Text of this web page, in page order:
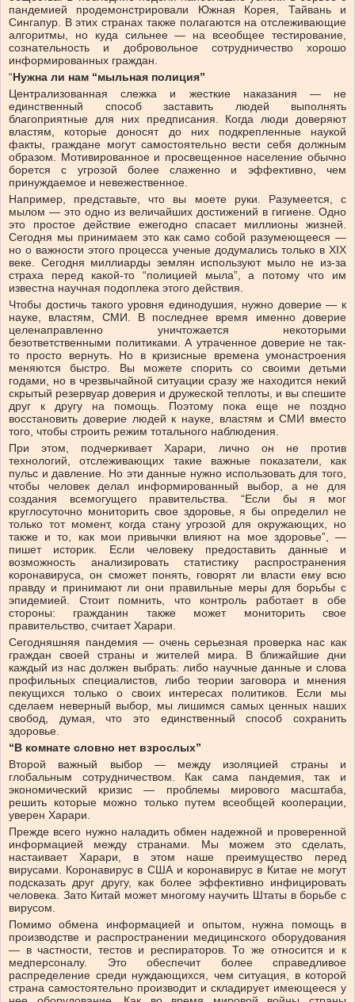
пандемией продемонстрировали Южная Корея, Тайвань и
Сингапур. В этих странах также полагаются на отслеживающие
алгоритмы, но куда сильнее — на всеобщее тестирование,
сознательность и добровольное сотрудничество хорошо
информированных граждан.
“Нужна ли нам “мыльная полиция”
Централизованная слежка и жесткие наказания — не
единственный способ заставить людей выполнять
благоприятные для них предписания. Когда люди доверяют
властям, которые доносят до них подкрепленные наукой
факты, граждане могут самостоятельно вести себя должным
образом. Мотивированное и просвещенное население обычно
борется с угрозой более слаженно и эффективно, чем
принуждаемое и невежественное.
Например, представьте, что вы моете руки. Разумеется, с
мылом — это одно из величайших достижений в гигиене. Одно
это простое действие ежегодно спасает миллионы жизней.
Сегодня мы принимаем это как само собой разумеющееся —
но о важности этого процесса ученые додумались только в XIX
веке. Сегодня миллиарды землян используют мыло не из-за
страха перед какой-то “полицией мыла”, а потому что им
известна научная подоплека этого действия.
Чтобы достичь такого уровня единодушия, нужно доверие — к
науке, властям, СМИ. В последнее время именно доверие
целенаправленно уничтожается некоторыми
безответственными политиками. А утраченное доверие не так-
то просто вернуть. Но в кризисные времена умонастроения
меняются быстро. Вы можете спорить со своими детьми
годами, но в чрезвычайной ситуации сразу же находится некий
скрытый резервуар доверия и дружеской теплоты, и вы спешите
друг к другу на помощь. Поэтому пока еще не поздно
восстановить доверие людей к науке, властям и СМИ вместо
того, чтобы строить режим тотального наблюдения.
При этом, подчеркивает Харари, лично он не против
технологий, отслеживающих такие важные показатели, как
пульс и давление. Но эти данные нужно использовать для того,
чтобы человек делал информированный выбор, а не для
создания всемогущего правительства. “Если бы я мог
круглосуточно мониторить свое здоровье, я бы определил не
только тот момент, когда стану угрозой для окружающих, но
также и то, как мои привычки влияют на мое здоровье”, —
пишет историк. Если человеку предоставить данные и
возможность анализировать статистику распространения
коронавируса, он сможет понять, говорят ли власти ему всю
правду и принимают ли они правильные меры для борьбы с
эпидемией. Стоит помнить, что контроль работает в обе
стороны: гражданин также может мониторить свое
правительство, считает Харари.
Сегодняшняя пандемия — очень серьезная проверка нас как
граждан своей страны и жителей мира. В ближайшие дни
каждый из нас должен выбрать: либо научные данные и слова
профильных специалистов, либо теории заговора и мнения
пекущихся только о своих интересах политиков. Если мы
сделаем неверный выбор, мы лишимся самых ценных наших
свобод, думая, что это единственный способ сохранить
здоровье.
“В комнате словно нет взрослых”
Второй важный выбор — между изоляцией страны и
глобальным сотрудничеством. Как сама пандемия, так и
экономический кризис — проблемы мирового масштаба,
решить которые можно только путем всеобщей кооперации,
уверен Харари.
Прежде всего нужно наладить обмен надежной и проверенной
информацией между странами. Мы можем это сделать,
настаивает Харари, в этом наше преимущество перед
вирусами. Коронавирус в США и коронавирус в Китае не могут
подсказать друг другу, как более эффективно инфицировать
человека. Зато Китай может многому научить Штаты в борьбе с
вирусом.
Помимо обмена информацией и опытом, нужна помощь в
производстве и распространении медицинского оборудования
— в частности, тестов и респираторов. То же относится и к
медперсоналу. Это обеспечит более справедливое
распределение среди нуждающихся, чем ситуация, в которой
страна самостоятельно производит и складирует имеющееся у